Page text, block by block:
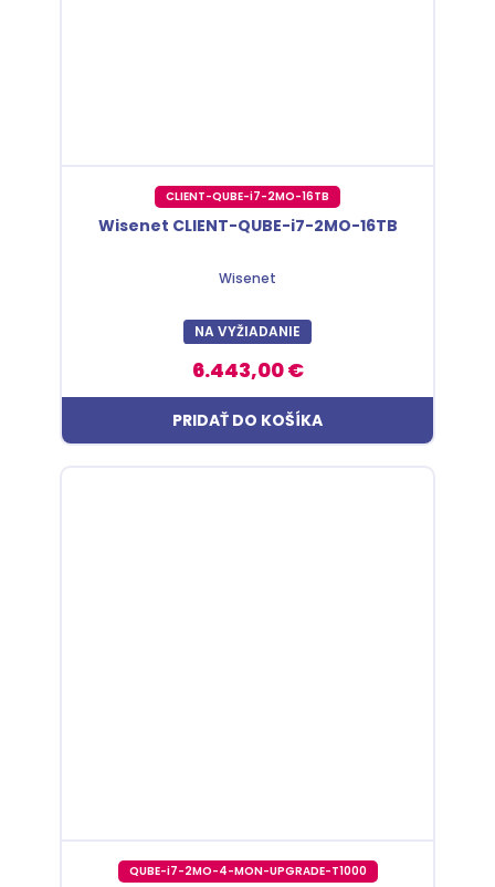
CLIENT-QUBE-i7-2MO-16TB
Wisenet CLIENT-QUBE-i7-2MO-16TB
Wisenet
NA VYŽIADANIE
6.443,00 €
PRIDAŤ DO KOŠÍKA
QUBE-i7-2MO-4-MON-UPGRADE-T1000